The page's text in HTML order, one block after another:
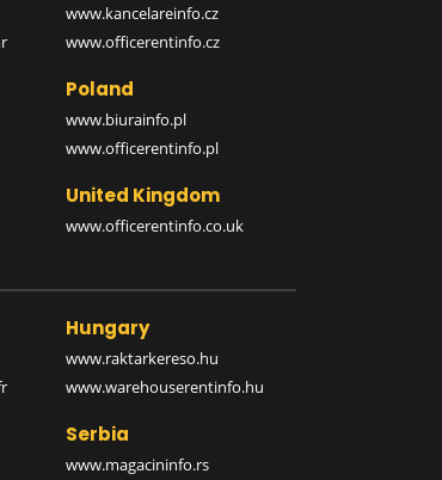
www.kancelareinfo.cz
www.officerentinfo.cz
Poland
www.biurainfo.pl
www.officerentinfo.pl
United Kingdom
www.officerentinfo.co.uk
Hungary
www.raktarkereso.hu
www.warehouserentinfo.hu
Serbia
www.magacininfo.rs